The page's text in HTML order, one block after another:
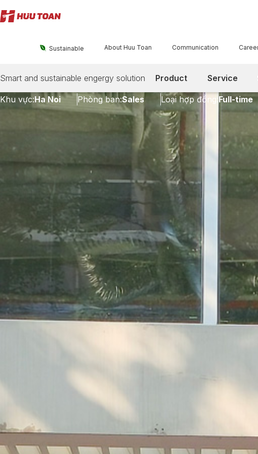
 Sustainable About Huu Toan Communication
Product Service
Smart and sustainable engergy solution
[HN] B2B Sales
Khu vực:Ha Noi Phòng ban:Sales Loại hợp đồng: Full-time